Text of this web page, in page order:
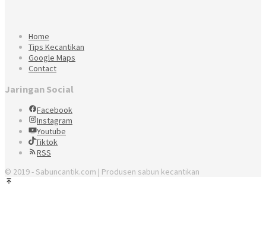
Home
Tips Kecantikan
Google Maps
Contact
Jaringan Social
Facebook
Instagram
Youtube
Tiktok
RSS
© 2019 - Sabuncantik.com | Produsen sabun kecantikan